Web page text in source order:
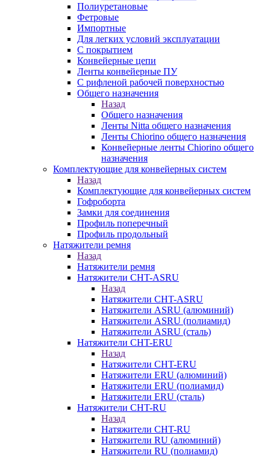
Полиуретановые
Фетровые
Импортные
Для легких условий эксплуатации
С покрытием
Конвейерные цепи
Ленты конвейерные ПУ
С рифленой рабочей поверхностью
Общего назначения
Назад
Общего назначения
Ленты Nitta общего назначения
Ленты Chiorino общего назначения
Конвейерные ленты Chiorino общего
назначения
Комплектующие для конвейерных систем
Назад
Комплектующие для конвейерных систем
Гофроборта
Замки для соединения
Профиль поперечный
Профиль продольный
Натяжители ремня
Назад
Натяжители ремня
Натяжители CHT-ASRU
Назад
Натяжители CHT-ASRU
Натяжители ASRU (алюминий)
Натяжители ASRU (полиамид)
Натяжители ASRU (сталь)
Натяжители CHT-ERU
Назад
Натяжители CHT-ERU
Натяжители ERU (алюминий)
Натяжители ERU (полиамид)
Натяжители ERU (сталь)
Натяжители CHT-RU
Назад
Натяжители CHT-RU
Натяжители RU (алюминий)
Натяжители RU (полиамид)